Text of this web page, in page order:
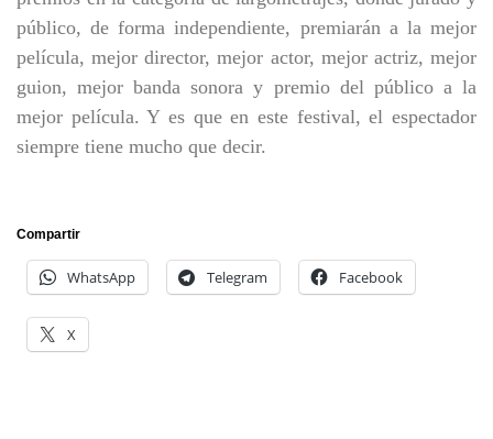
público, de forma independiente, premiarán a la mejor
película, mejor director, mejor actor, mejor actriz, mejor
guion, mejor banda sonora y premio del público a la
mejor película. Y es que en este festival, el espectador
siempre tiene mucho que decir.
Compartir
WhatsApp Telegram Facebook
X